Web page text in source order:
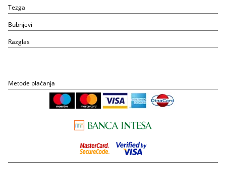
Tezga
Bubnjevi
Razglas
Metode plaćanja